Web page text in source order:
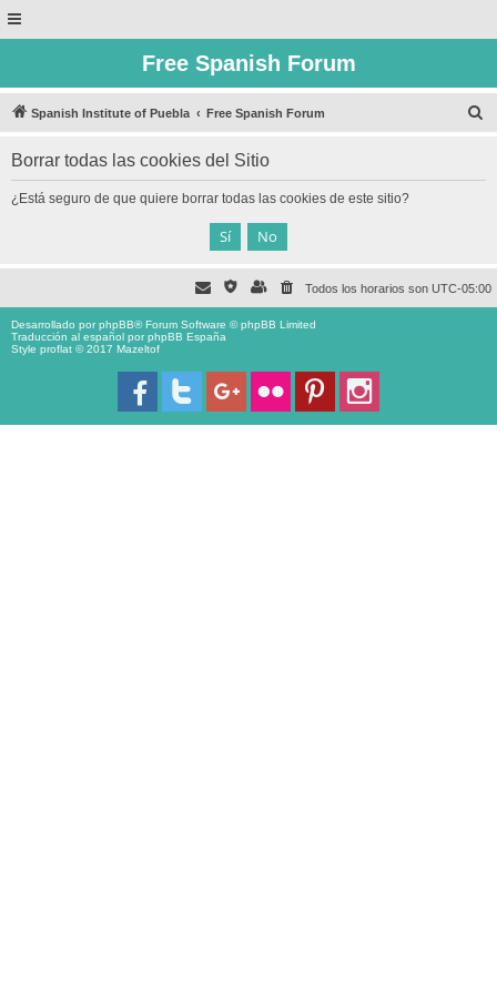
Free Spanish Forum
Spanish Institute of Puebla Free Spanish Forum
Borrar todas las cookies del Sitio
¿Está seguro de que quiere borrar todas las cookies de este sitio?
Todos los horarios son UTC-05:00
Desarrollado porphpBB® Forum Software © phpBB Limited
Traducción al español porphpBB España
Style proflat © 2017 Mazeltof